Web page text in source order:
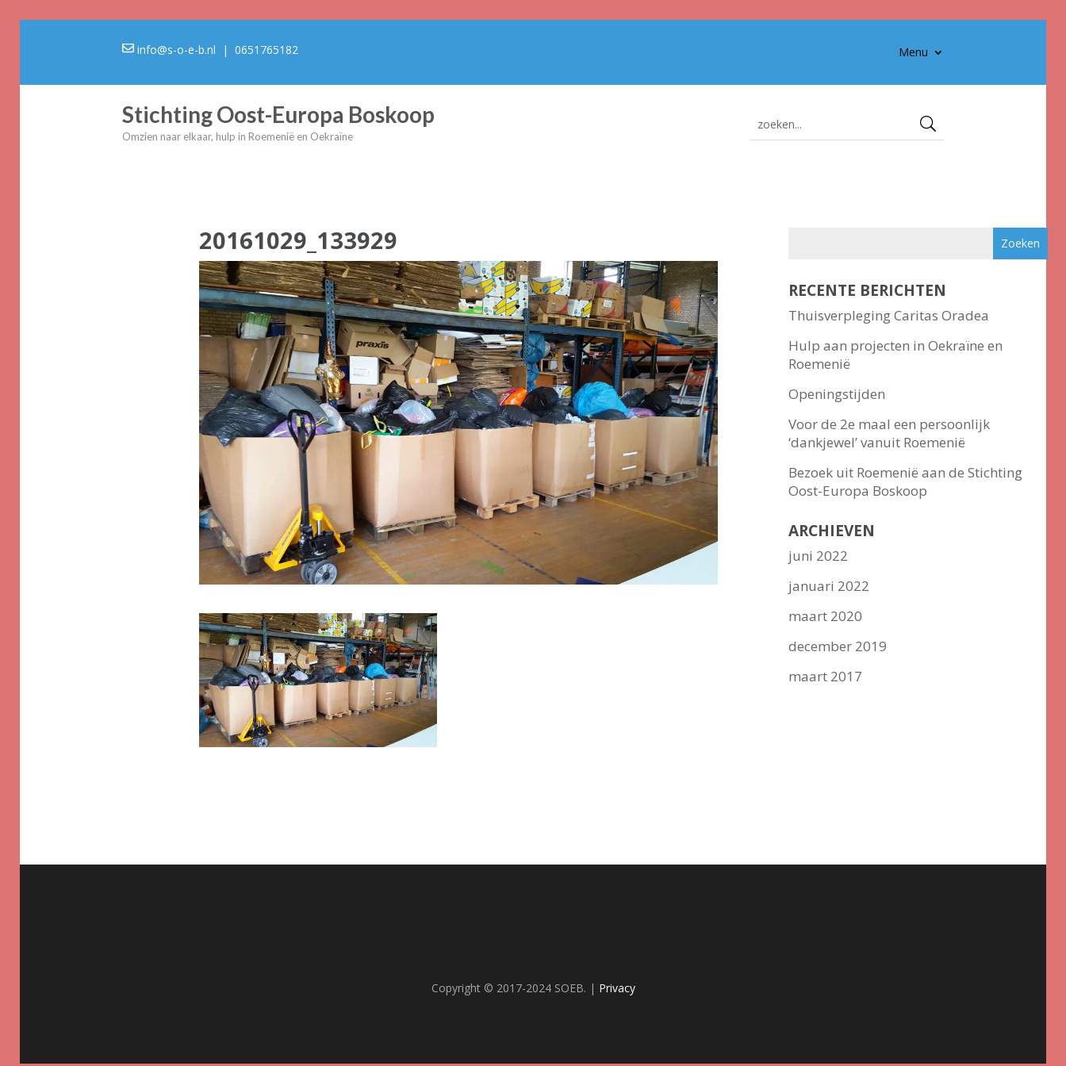
info@s-o-e-b.nl | 0651765182 Menu
Stichting Oost-Europa Boskoop
Omzien naar elkaar, hulp in Roemenië en Oekraïne
20161029_133929
RECENTE BERICHTEN
Thuisverpleging Caritas Oradea
Hulp aan projecten in Oekraïne en
Roemenië
Openingstijden
Voor de 2e maal een persoonlijk
‘dankjewel’ vanuit Roemenië
Bezoek uit Roemenië aan de Stichting
Oost-Europa Boskoop
ARCHIEVEN
juni 2022
januari 2022
maart 2020
december 2019
maart 2017
Copyright © 2017-2024 SOEB. | Privacy